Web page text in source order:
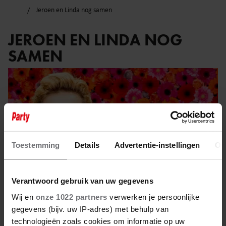
Toestemming Details Advertentie-instellingen
Verantwoord gebruik van uw gegevens
Wij en onze 1022 partners verwerken je persoonlijke
gegevens (bijv. uw IP-adres) met behulp van
technologieën zoals cookies om informatie op uw
Jeroen en Linda nog samen
JEROEN EN LINDA NOG
SAMEN